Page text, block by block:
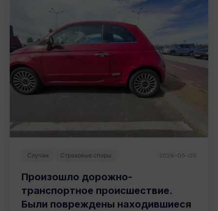
Случаи Страховые споры 2026-05-05
Произошло дорожно-
транспортное происшествие.
Были повреждены находившиеся